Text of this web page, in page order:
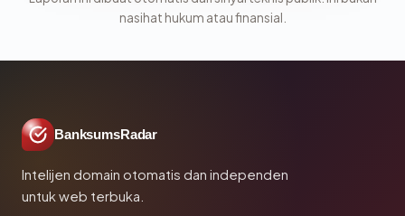
nasihat hukum atau finansial.
BanksumsRadar
Intelijen domain otomatis dan independen
untuk web terbuka.